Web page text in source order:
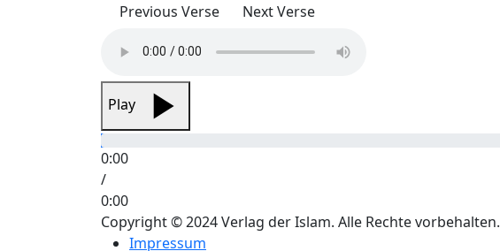
Previous Verse
Next Verse
Play
0:00
/
0:00
Copyright © 2024 Verlag der Islam. Alle Rechte vorbehalten.
Impressum